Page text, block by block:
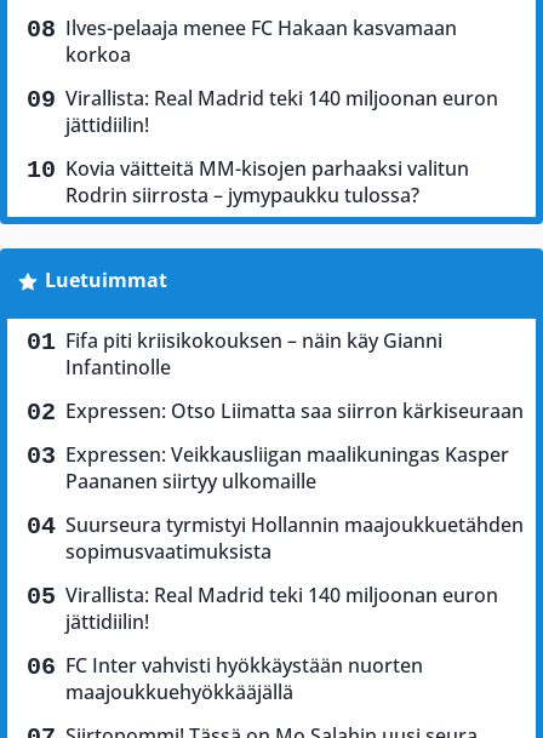
Ilves-pelaaja menee FC Hakaan kasvamaan
korkoa
Virallista: Real Madrid teki 140 miljoonan euron
jättidiilin!
Kovia väitteitä MM-kisojen parhaaksi valitun
Rodrin siirrosta – jymypaukku tulossa?
Luetuimmat
Fifa piti kriisikokouksen – näin käy Gianni
Infantinolle
Expressen: Otso Liimatta saa siirron kärkiseuraan
Expressen: Veikkausliigan maalikuningas Kasper
Paananen siirtyy ulkomaille
Suurseura tyrmistyi Hollannin maajoukkuetähden
sopimusvaatimuksista
Virallista: Real Madrid teki 140 miljoonan euron
jättidiilin!
FC Inter vahvisti hyökkäystään nuorten
maajoukkuehyökkääjällä